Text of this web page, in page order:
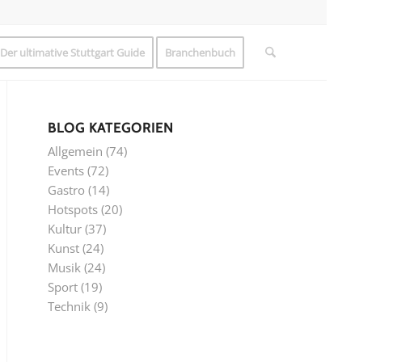
Der ultimative Stuttgart Guide Branchenbuch
BLOG KATEGORIEN
Allgemein (74)
Events (72)
Gastro (14)
Hotspots (20)
Kultur (37)
Kunst (24)
Musik (24)
Sport (19)
Technik (9)